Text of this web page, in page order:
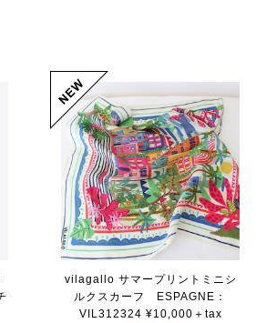
vilagallo サマープリントミニシ
ルクスカーフ ESPAGNE：
VIL312324 ¥10,000＋tax